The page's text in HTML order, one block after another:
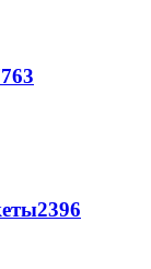
2396